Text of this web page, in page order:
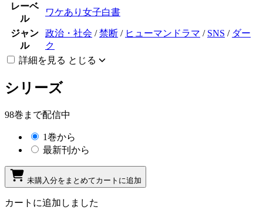
レーベ
ル
ワケあり女子白書
ジャン
ル
政治・社会 /禁断 / ヒューマンドラマ / SNS / ダー
ク
詳細を見る とじる
シリーズ
98巻まで配信中
1巻から
最新刊から
未購入分をまとめてカートに追加
カートに追加しました